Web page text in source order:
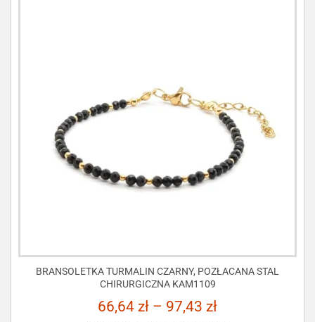
BRANSOLETKA TURMALIN CZARNY, POZŁACANA STAL
CHIRURGICZNA KAM1109
66,64 zł – 97,43 zł